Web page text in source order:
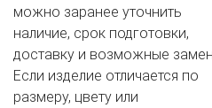
можно заранее уточнить
наличие, срок подготовки,
доставку и возможные
Если изделие отличается по
размеру, цвету или